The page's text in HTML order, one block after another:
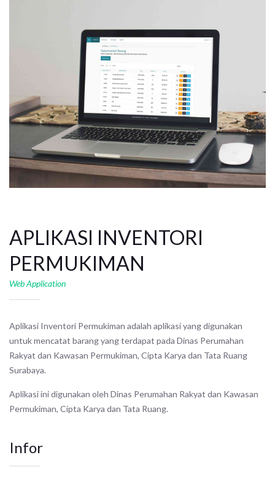
APLIKASI INVENTORI
PERMUKIMAN
Web Application
Aplikasi Inventori Permukiman adalah aplikasi yang digunakan
untuk mencatat barang yang terdapat pada Dinas Perumahan
Rakyat dan Kawasan Permukiman, Cipta Karya dan Tata Ruang
Surabaya.
Aplikasi ini digunakan oleh Dinas Perumahan Rakyat dan Kawasan
Permukiman, Cipta Karya dan Tata Ruang.
Infor